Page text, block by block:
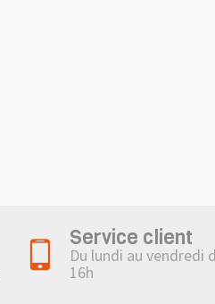
Service client
Du lundi au vendredi
16h